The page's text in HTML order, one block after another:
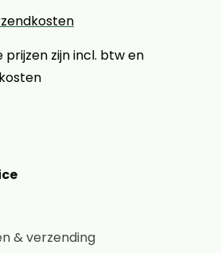
zijn incl. btw en
& verzending